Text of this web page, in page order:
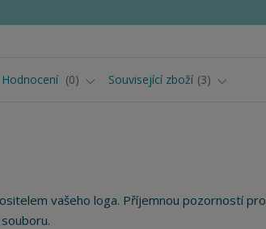
Hodnocení 0 Související zboží 3
vašeho loga. Příjemnou pozorností